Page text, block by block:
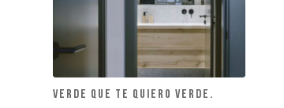
VERDE QUE TE QUIERO VERDE.